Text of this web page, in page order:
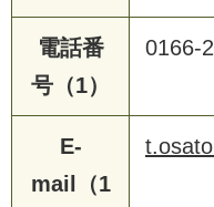
電話番
号（1）
0166-
E-
mail（1